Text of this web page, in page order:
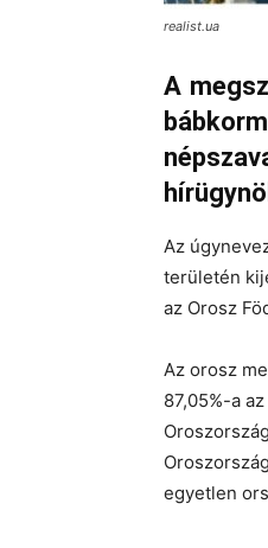
realist.ua
A
Az
területén
az Orosz
Az orosz
87,05%-a
egyetlen